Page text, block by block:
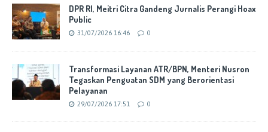
DPR RI, Meitri Citra Gandeng Jurnalis Perangi Hoax
Public
31/07/2026 16:46 0
Transformasi Layanan ATR/BPN, Menteri Nusron
Tegaskan Penguatan SDM yang Berorientasi
Pelayanan
29/07/2026 17:51 0